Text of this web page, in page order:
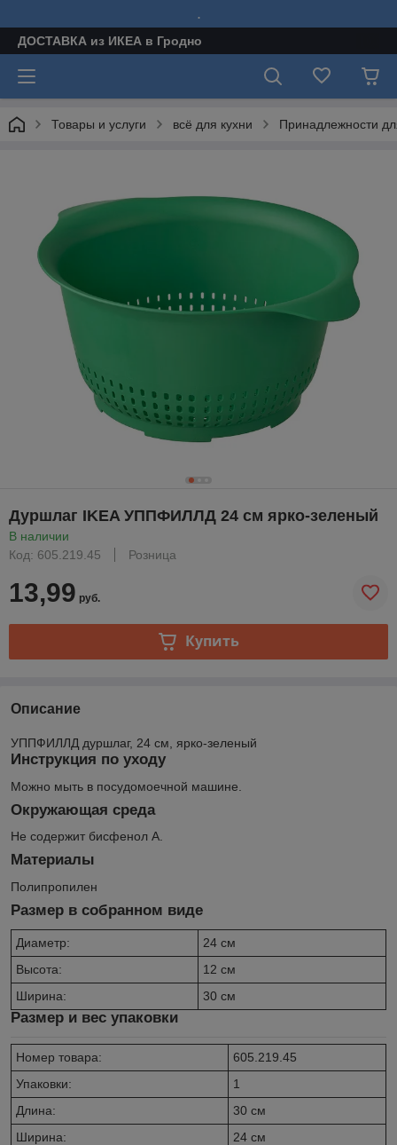
.
ДОСТАВКА из ИКЕА в Гродно
Товары и услуги всё для кухни Принадлежности
Дуршлаг IKEA УППФИЛЛД 24 см ярко-зеленый
В наличии
Код: 605.219.45
Розница
13,99 руб.
Купить
Описание
УППФИЛЛД дуршлаг, 24 см, ярко-зеленый
Инструкция по уходу
Можно мыть в посудомоечной машине.
Окружающая среда
Не содержит бисфенол А.
Материалы
Полипропилен
Размер в собранном виде
Диаметр:
24 см
Высота:
12 см
Ширина:
30 см
Размер и вес упаковки
Номер товара:
605.219.45
Упаковки:
1
Длина:
30 см
Ширина:
24 см